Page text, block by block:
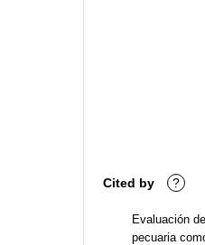
Cited by ?
Evaluación
pecuaria